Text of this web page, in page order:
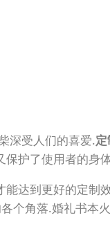
深受人们的喜爱.
保护了使用者的身
达到更好的定制
个角落.婚礼书本